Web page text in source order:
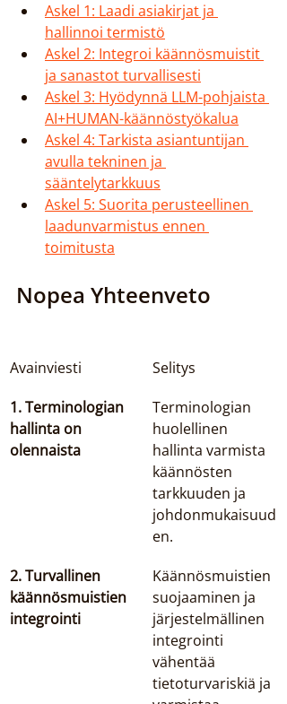
Askel 1: Laadi asiakirjat ja
hallinnoi termistö
Askel 2: Integroi käännösmuistit
ja sanastot turvallisesti
Askel 3: Hyödynnä LLM-pohjaista
AI+HUMAN-käännöstyökalua
Askel 4: Tarkista asiantuntijan
avulla tekninen ja
sääntelytarkkuus
Askel 5: Suorita perusteellinen
laadunvarmistus ennen
toimitusta
Nopea Yhteenveto
Avainviesti
Selitys
1. Terminologian
hallinta on
olennaista
Terminologian
huolellinen
hallinta varmista
käännösten
tarkkuuden ja
johdonmukaisuud
en.
2. Turvallinen
käännösmuistien
integrointi
Käännösmuistien
suojaaminen ja
järjestelmällinen
integrointi
vähentää
tietoturvariskiä ja